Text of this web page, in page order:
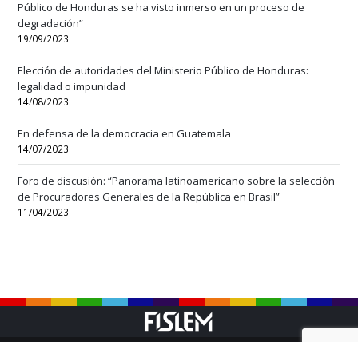
Público de Honduras se ha visto inmerso en un proceso de
degradación”
19/09/2023
Elección de autoridades del Ministerio Público de Honduras:
legalidad o impunidad
14/08/2023
En defensa de la democracia en Guatemala
14/07/2023
Foro de discusión: “Panorama latinoamericano sobre la selección
de Procuradores Generales de la República en Brasil”
11/04/2023